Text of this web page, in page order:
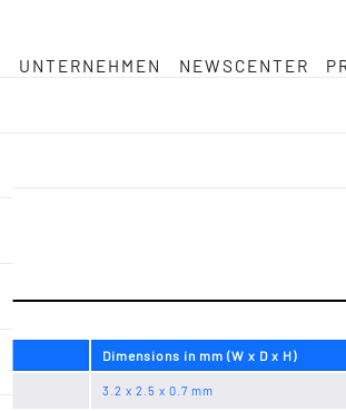
UNTERNEHMEN NEWSCENTER
Dimensions in mm (W x D x H)
3.2 x 2.5 x 0.7 mm